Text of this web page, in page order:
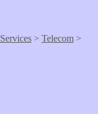
Services > Telecom >